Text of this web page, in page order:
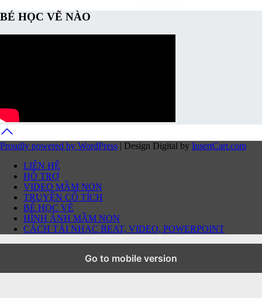
BÉ HỌC VẼ NÀO
Proudly powered by WordPress | Design Digital by InsertCart.com
LIÊN HỆ
HỖ TRỢ
VIDEO MẦM NON
TRUYỆN CỔ TÍCH
BÉ HỌC VẼ
HÌNH ẢNH MẦM NON
CÁCH TẢI NHẠC BEAT, VIDEO, POWERPOINT
Go to mobile version